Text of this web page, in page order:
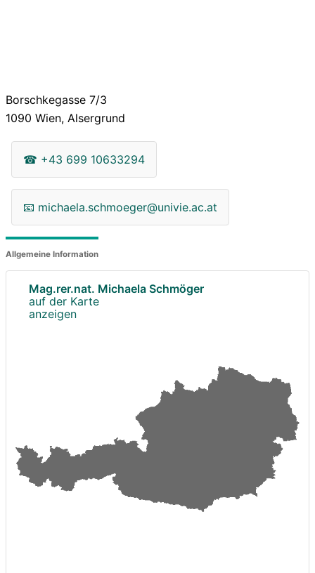
Borschkegasse 7/3
1090 Wien, Alsergrund
☎ +43 699 10633294
📧 michaela.schmoeger@univie.ac.at
Allgemeine Information
Mag.rer.nat. Michaela Schmöger
auf der Karte
anzeigen